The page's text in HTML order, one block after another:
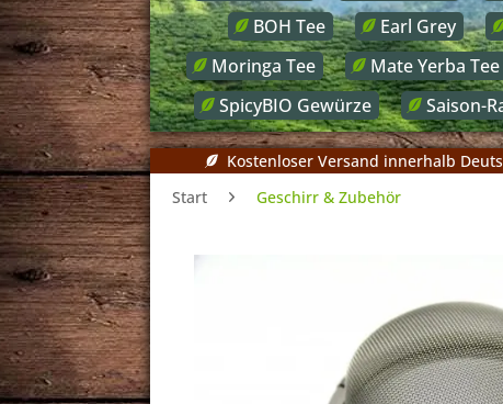
BOH Tee
Earl Grey
Moringa Tee
Mate Yerba Tee
SpicyBIO Gewürze
Saison-
Kostenloser Versand innerhalb
Start
Geschirr & Zubehör